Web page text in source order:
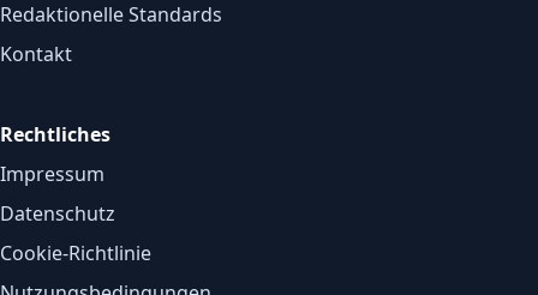
Redaktionelle Standards
Kontakt
Rechtliches
Impressum
Datenschutz
Cookie-Richtlinie